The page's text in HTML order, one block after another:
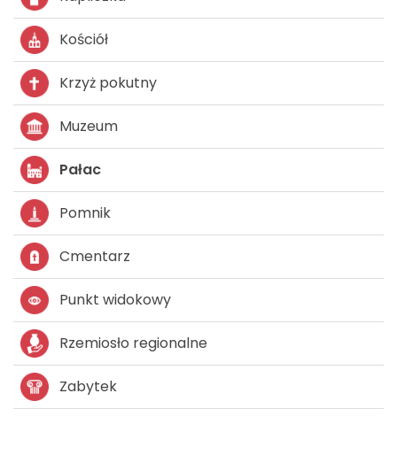
Kościół
Krzyż pokutny
Muzeum
Pałac
Pomnik
Cmentarz
Punkt widokowy
Rzemiosło regionalne
Zabytek